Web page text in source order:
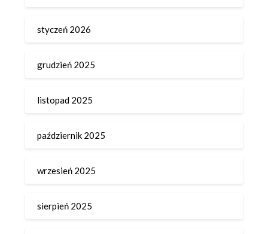
styczeń 2026
grudzień 2025
listopad 2025
październik 2025
wrzesień 2025
sierpień 2025